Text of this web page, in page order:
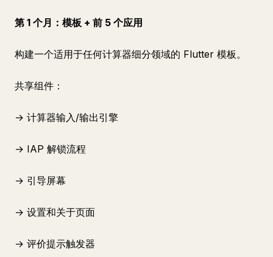
第 1 个月：模板 + 前 5 个应用
构建一个适用于任何计算器细分领域的 Flutter 模板。
共享组件：
→ 计算器输入/输出引擎
→ IAP 解锁流程
→ 引导屏幕
→ 设置和关于页面
→ 评价提示触发器